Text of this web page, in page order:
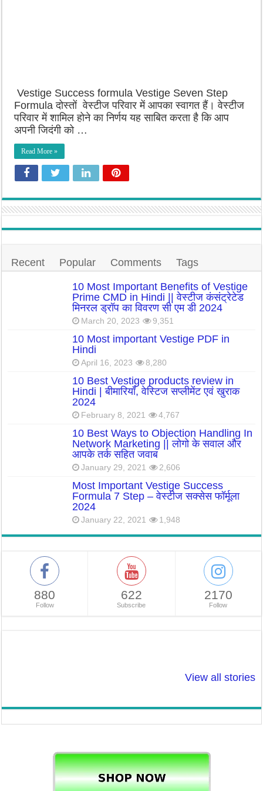
Vestige Success formula Vestige Seven Step
Formula दोस्तों वेस्टीज परिवार में आपका स्वागत हैं। वेस्टीज
परिवार में शामिल होने का निर्णय यह साबित करता है कि आप
अपनी जिदंगी को …
Read More »
Recent Popular Comments Tags
10 Most Important Benefits of Vestige
Prime CMD in Hindi || वेस्टीज कंसंट्रेटेड
मिनरल ड्रॉप का विवरण सी एम डी 2024
March 20, 2023 9,351
10 Most important Vestige PDF in
Hindi
April 16, 2023 8,280
10 Best Vestige products review in
Hindi | बीमारियाँ, वेस्टिज सप्लीमेंट एवं खुराक
2024
February 8, 2021 4,767
10 Best Ways to Objection Handling In
Network Marketing || लोगो के सवाल और
आपके तर्क सहित जवाब
January 29, 2021 2,606
Most Important Vestige Success
Formula 7 Step – वेस्टीज सक्सेस फॉर्मूला
2024
January 22, 2021 1,948
880
Follow
622
Subscribe
2170
Follow
View all stories
टेस्टोस्टेरोन